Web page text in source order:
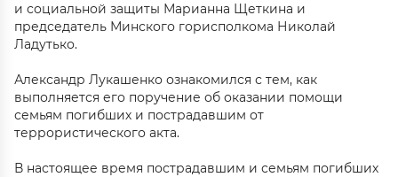
и социальной защиты Марианна Щеткина и
председатель Минского горисполкома Николай
Ладутько.
Александр Лукашенко ознакомился с тем, как
выполняется его поручение об оказании помощи
семьям погибших и пострадавшим от
террористического акта.
В настоящее время пострадавшим и семьям погибших